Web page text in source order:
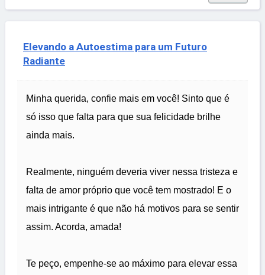
Elevando a Autoestima para um Futuro
Radiante
Minha querida, confie mais em você! Sinto que é
só isso que falta para que sua felicidade brilhe
ainda mais.
Realmente, ninguém deveria viver nessa tristeza e
falta de amor próprio que você tem mostrado! E o
mais intrigante é que não há motivos para se sentir
assim. Acorda, amada!
Te peço, empenhe-se ao máximo para elevar essa